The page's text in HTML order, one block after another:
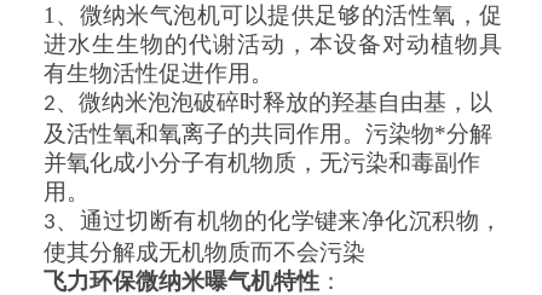
1、 微纳米气泡机可以提供足够的活性氧，促
进水生生物的代谢活动，本设备对动植物具
有生物活性促进作用。
2、 微纳米泡泡破碎时释放的羟基自由基，以
及活性氧和氧离子的共同作用。污染物*分解
并氧化成小分子有机物质，无污染和毒副作
用。
3、通过切断有机物的化学键来净化沉积物，
使其分解成无机物质而不会污染
飞力环保微纳米曝气机特性：